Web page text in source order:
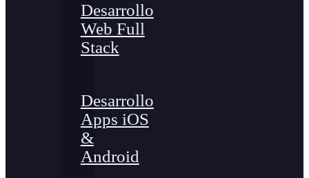
Desarrollo
Web Full
Stack
Desarrollo
Apps iOS
&
Android